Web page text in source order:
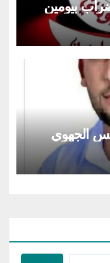
بيومين
الجهوي